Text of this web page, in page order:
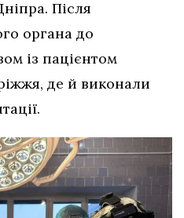
Після
органа до
із пацієнтом
де й виконали